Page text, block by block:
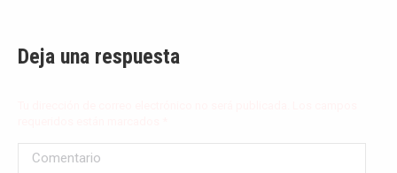
Deja una respuesta
Comentario